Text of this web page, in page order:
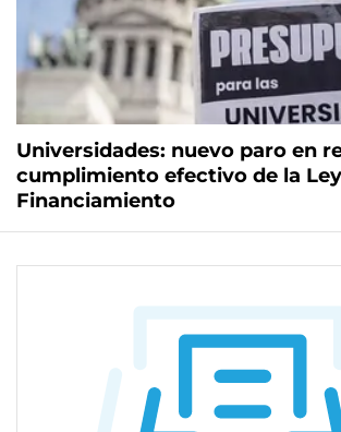
Universidades: nuevo paro en
cumplimiento efectivo de la
Financiamiento